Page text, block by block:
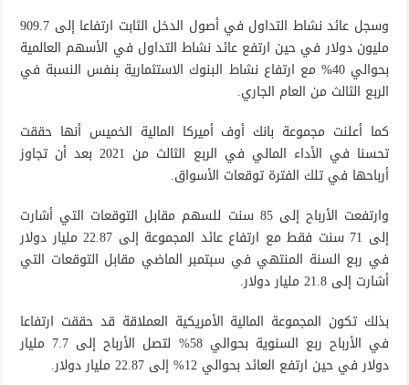
وسجل عائد نشاط التداول في أصول الدخل الثابت ارتفاعا إلى 909.7
مليون دولار في حين ارتفع عائد نشاط التداول في الأسهم العالمية
بحوالي 40% مع ارتفاع نشاط البنوك الاستثمارية بنفس النسبة في
الربع الثالث من العام الجاري.
كما أعلنت مجموعة بانك أوف أميركا المالية الخميس أنها حققت
تحسنا في الأداء المالي في الربع الثالث من 2021 بعد أن تجاوز
أرباحها في تلك الفترة توقعات الأسواق.
وارتفعت الأرباح إلى 85 سنت للسهم مقابل التوقعات التي أشارت
إلى 71 سنت فقط مع ارتفاع عائد المجموعة إلى 22.87 مليار دولار
في ربع السنة المنتهي في سبتمبر الماضي مقابل التوقعات التي
أشارت إلى 21.8 مليار دولار.
بذلك تكون المجموعة المالية الأمريكية العملاقة قد حققت ارتفاعا
في الأرباح ربع السنوية بحوالي 58% لتصل الأرباح إلى 7.7 مليار
دولار في حين ارتفع العائد بحوالي 12% إلى 22.87 مليار دولار.